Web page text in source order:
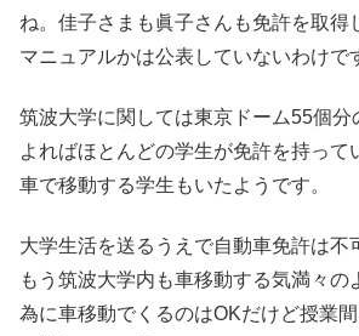
ね。佳子さまも眞子さんも免許を取得
マニュアルかは公表していないわけで
筑波大学に関しては東京ドーム55個分
よればほとんどの学生が免許を持って
車で移動する学生もいたようです。
大学生活を送るうえで自動車免許は不
もう筑波大学内も車移動する気満々の
為に車移動でくるのはOKだけど授業